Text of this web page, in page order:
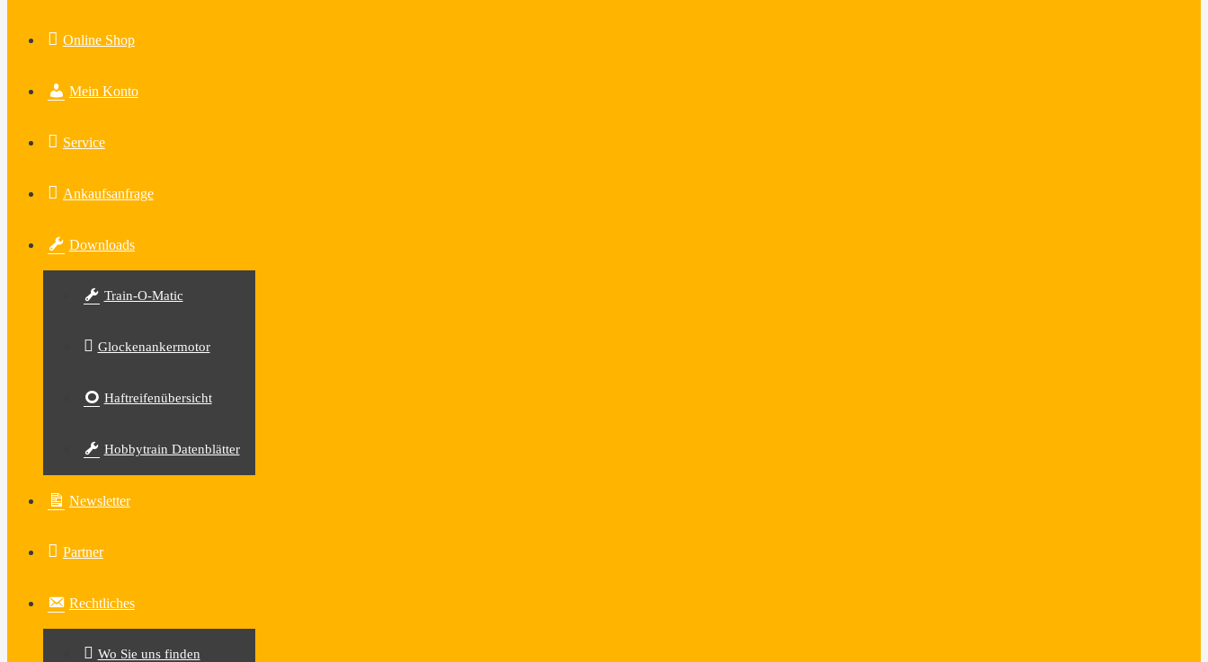
Online Shop
Mein Konto
Service
Ankaufsanfrage
Downloads
Train-O-Matic
Glockenankermotor
Haftreifenübersicht
Hobbytrain Datenblätter
Newsletter
Partner
Rechtliches
Wo Sie uns finden